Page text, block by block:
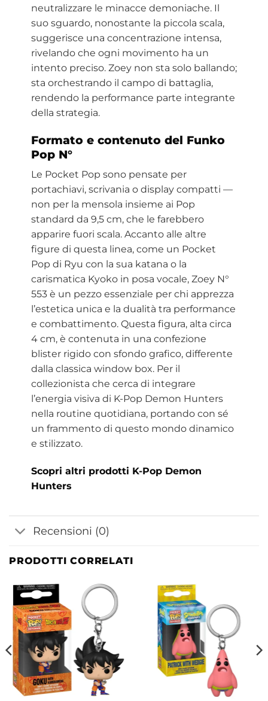
neutralizzare le minacce demoniache. Il
suo sguardo, nonostante la piccola scala,
suggerisce una concentrazione intensa,
rivelando che ogni movimento ha un
intento preciso. Zoey non sta solo ballando;
sta orchestrando il campo di battaglia,
rendendo la performance parte integrante
della strategia.
Formato e contenuto del Funko
Pop N°
Le Pocket Pop sono pensate per
portachiavi, scrivania o display compatti —
non per la mensola insieme ai Pop
standard da 9,5 cm, che le farebbero
apparire fuori scala. Accanto alle altre
figure di questa linea, come un Pocket
Pop di Ryu con la sua katana o la
carismatica Kyoko in posa vocale, Zoey N°
553 è un pezzo essenziale per chi apprezza
l’estetica unica e la dualità tra performance
e combattimento. Questa figura, alta circa
4 cm, è contenuta in una confezione
blister rigido con sfondo grafico, differente
dalla classica window box. Per il
collezionista che cerca di integrare
l’energia visiva di K-Pop Demon Hunters
nella routine quotidiana, portando con sé
un frammento di questo mondo dinamico
e stilizzato.
Scopri altri prodotti K-Pop Demon
Hunters
Recensioni (0)
PRODOTTI CORRELATI